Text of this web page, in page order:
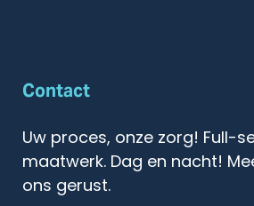
Contact
Uw proces, onze zorg! Full-
maatwerk. Dag en nacht!
ons gerust.